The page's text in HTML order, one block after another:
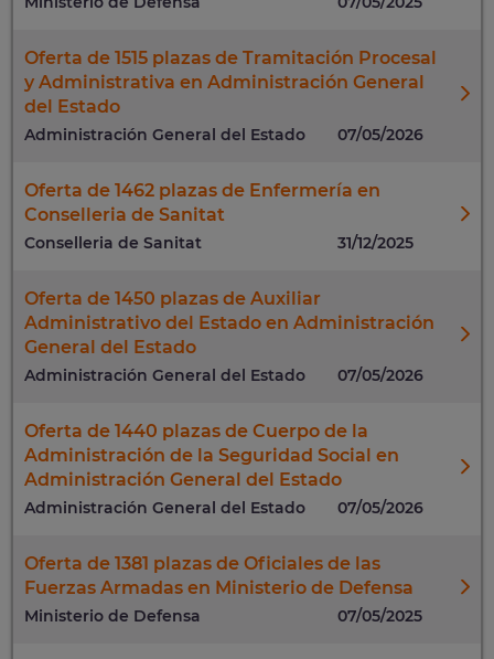
Oferta de 1515 plazas de Tramitación Procesal
y Administrativa en Administración General
del Estado
Administración General del Estado 07/05/2026
Oferta de 1462 plazas de Enfermería en
Conselleria de Sanitat
Conselleria de Sanitat 31/12/2025
Oferta de 1450 plazas de Auxiliar
Administrativo del Estado en Administración
General del Estado
Administración General del Estado 07/05/2026
Oferta de 1440 plazas de Cuerpo de la
Administración de la Seguridad Social en
Administración General del Estado
Administración General del Estado 07/05/2026
Oferta de 1381 plazas de Oficiales de las
Fuerzas Armadas en Ministerio de Defensa
Ministerio de Defensa 07/05/2025